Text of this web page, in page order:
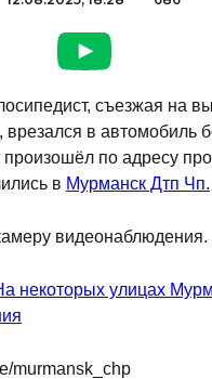
съезжая на
врезался в автомобиль
по адресу
в Мурманск Дтп Чп.
видеонаблюдения.
некоторых улицах
murmansk_chp